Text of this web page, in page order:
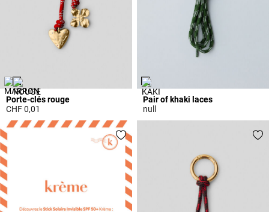
Porte-clés rouge
CHF 0,01
Pair of khaki laces
null